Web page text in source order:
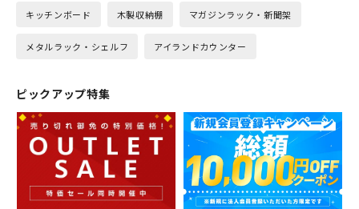
キッチンボード 木製収納棚 マガジンラック・新聞架
メタルラック・シェルフ アイランドカウンター
ピックアップ特集